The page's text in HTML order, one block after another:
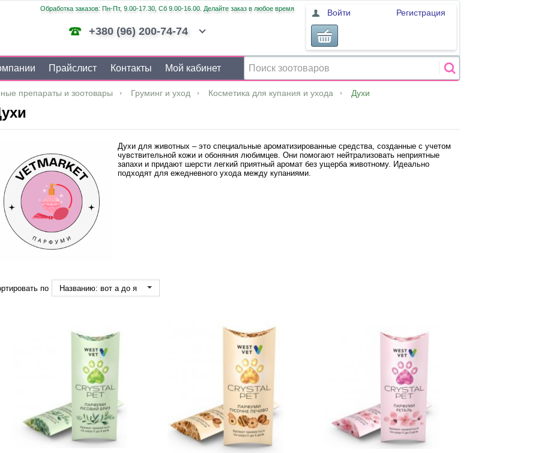
Обработка заказов: Пн-Пт, 9.00-17.30, Сб 9.00-16.00. Делайте заказ в любое время
+380 (96) 200-74-74
Войти Регистрация
Прайслист Контакты Мой кабинет
препараты и зоотовары Груминг и уход Косметика для купания и ухода Духи
Духи для животных – это специальные ароматизированные средства, созданные с учетом
чувствительной кожи и обоняния любимцев. Они помогают нейтрализовать неприятные
запахи и придают шерсти легкий приятный аромат без ущерба животному. Идеально
подходят для ежедневного ухода между купаниями.
по Названию: вот а до я